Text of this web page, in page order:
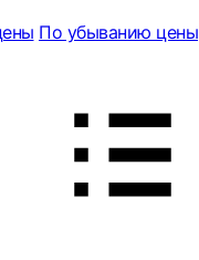
По убыванию цены